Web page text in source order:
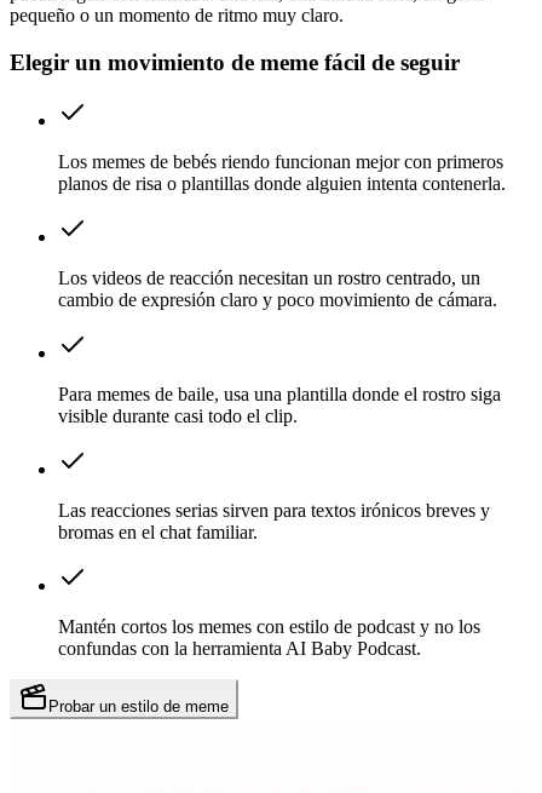
pequeño o un momento de ritmo muy claro.
Elegir un movimiento de meme fácil de seguir
Los memes de bebés riendo funcionan mejor con primeros
planos de risa o plantillas donde alguien intenta contenerla.
Los videos de reacción necesitan un rostro centrado, un
cambio de expresión claro y poco movimiento de cámara.
Para memes de baile, usa una plantilla donde el rostro siga
visible durante casi todo el clip.
Las reacciones serias sirven para textos irónicos breves y
bromas en el chat familiar.
Mantén cortos los memes con estilo de podcast y no los
confundas con la herramienta AI Baby Podcast.
Probar un estilo de meme